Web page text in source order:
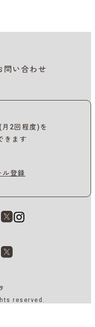
問い合わせ
2回程度)を
きます
ル登録
reserved.